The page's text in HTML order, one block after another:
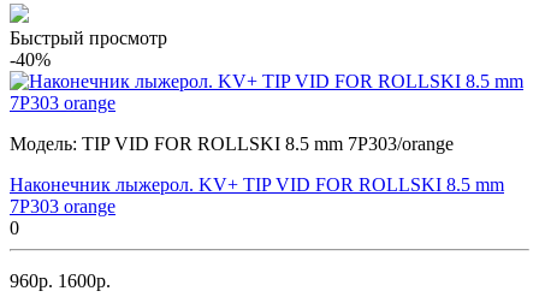
Быстрый просмотр
-40%
Модель: TIP VID FOR ROLLSKI 8.5 mm 7P303/orange
Наконечник лыжерол. KV+ TIP VID FOR ROLLSKI 8.5 mm
7P303 orange
0
960р. 1600р.